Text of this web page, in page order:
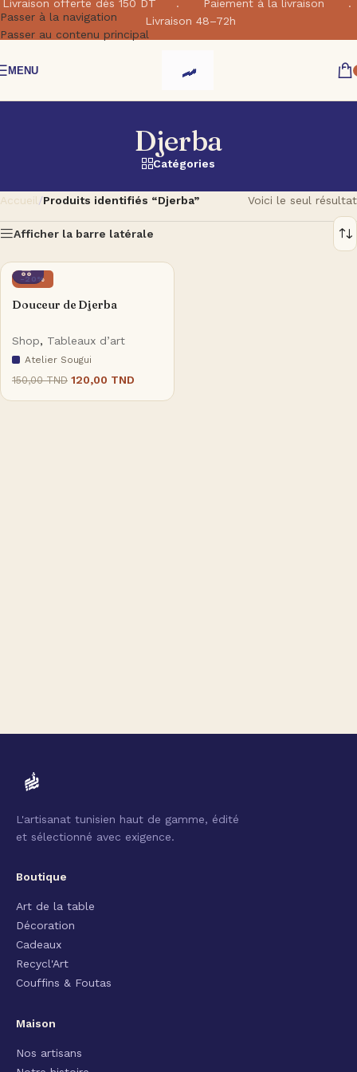
Passer à la navigation
Passer au contenu principal
Livraison offerte dés 150 DT . Paiement à la livraison .
Livraison 48–72h
MENU
Djerba
Catégories
Accueil/Produits identifiés “Djerba” Voici le seul résultat
Afficher la barre latérale
-20%
Douceur de Djerba
Shop, Tableaux d’art
Atelier Sougui
150,00TND 120,00 TND
L'artisanat tunisien haut de gamme, édité
et sélectionné avec exigence.
Boutique
Art de la table
Décoration
Cadeaux
Recycl'Art
Couffins & Foutas
Maison
Nos artisans